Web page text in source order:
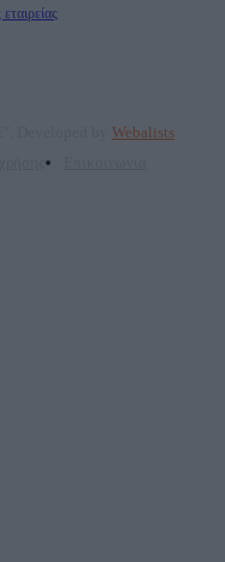
Webalists